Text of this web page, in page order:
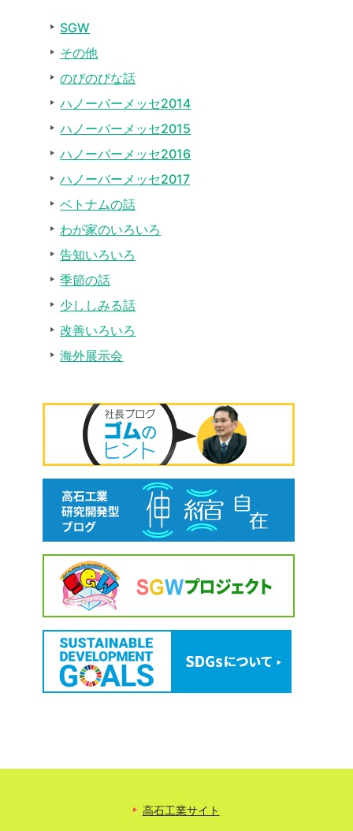
SGW
その他
のびのびな話
ハノーバーメッセ2014
ハノーバーメッセ2015
ハノーバーメッセ2016
ハノーバーメッセ2017
ベトナムの話
わが家のいろいろ
告知いろいろ
季節の話
少ししみる話
改善いろいろ
海外展示会
高石工業サイト